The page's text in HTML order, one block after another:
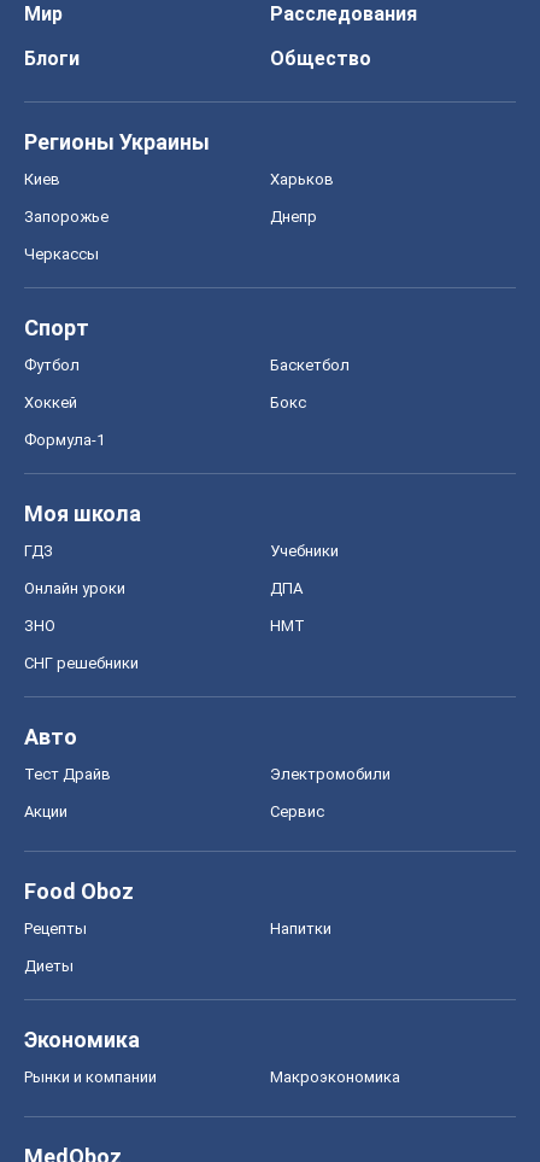
Мир
Расследования
Блоги
Общество
Регионы Украины
Киев Харьков
Запорожье Днепр
Черкассы
Спорт
Футбол Баскетбол
Хоккей Бокс
Формула-1
Моя школа
ГДЗ Учебники
Онлайн уроки ДПА
ЗНО НМТ
СНГ решебники
Авто
Тест Драйв Электромобили
Акции Сервис
Food Oboz
Рецепты Напитки
Диеты
Экономика
Рынки и компании Mакроэкономика
MedOboz